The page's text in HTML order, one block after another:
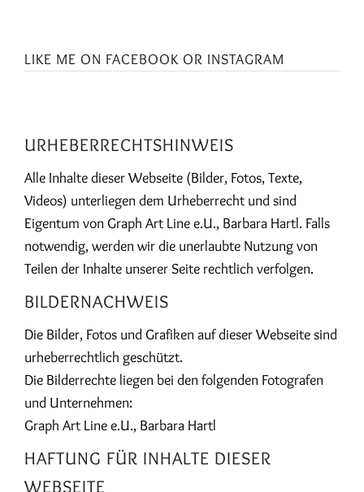
LIKE ME ON FACEBOOK OR INSTAGRAM
URHEBERRECHTSHINWEIS
Alle Inhalte dieser Webseite (Bilder, Fotos, Texte,
Videos) unterliegen dem Urheberrecht und sind
Eigentum von Graph Art Line e.U., Barbara Hartl. Falls
notwendig, werden wir die unerlaubte Nutzung von
Teilen der Inhalte unserer Seite rechtlich verfolgen.
BILDERNACHWEIS
Die Bilder, Fotos und Grafiken auf dieser Webseite sind
urheberrechtlich geschützt.
Die Bilderrechte liegen bei den folgenden Fotografen
und Unternehmen:
Graph Art Line e.U., Barbara Hartl
HAFTUNG FÜR INHALTE DIESER
WEBSEITE